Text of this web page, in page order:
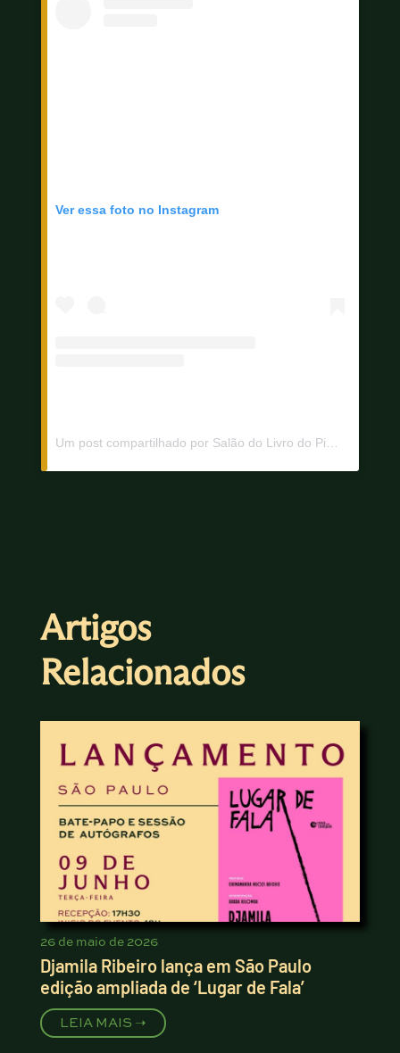
Ver essa foto no Instagram
Artigos
Relacionados
26 de maio de 2026
Djamila Ribeiro lança em São Paulo
edição ampliada de ‘Lugar de Fala’
LEIA MAIS ➝